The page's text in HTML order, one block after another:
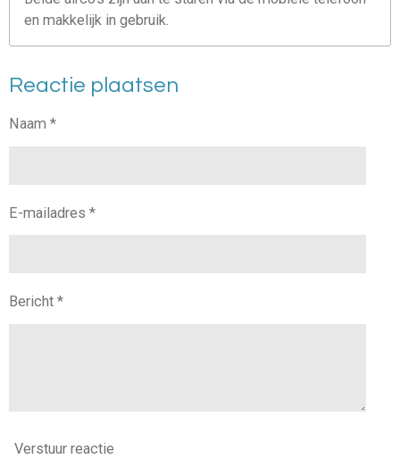
en makkelijk in gebruik.
Reactie plaatsen
Naam *
E-mailadres *
Bericht *
Verstuur reactie